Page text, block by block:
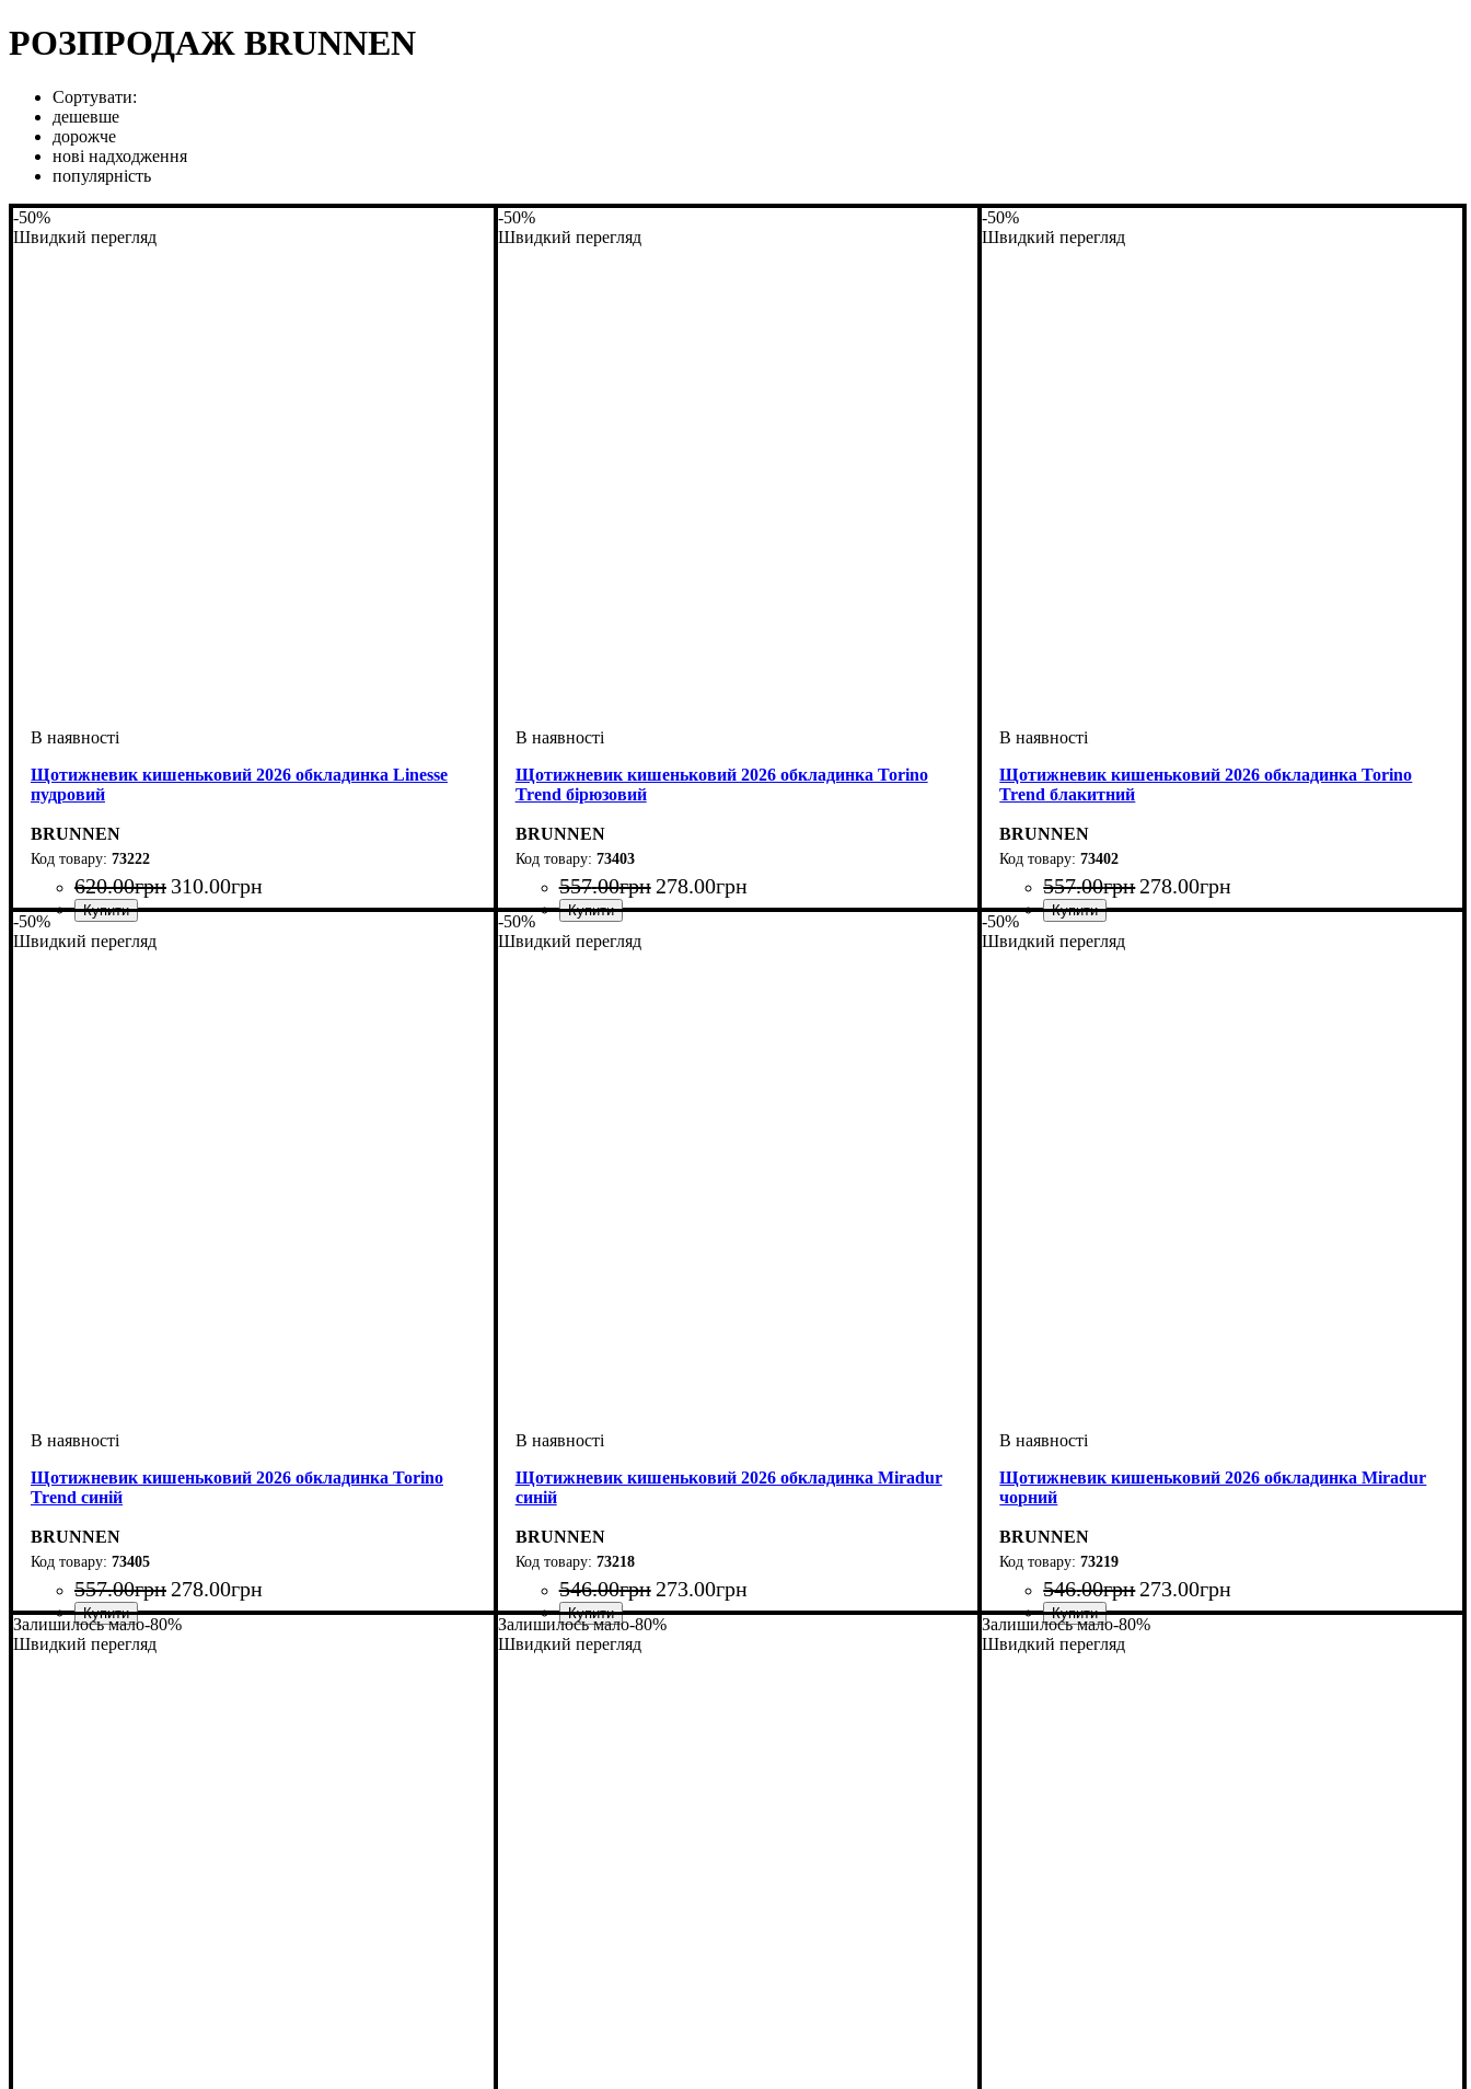
РОЗПРОДАЖ BRUNNEN
Сортувати:
дешевше
дорожче
нові надходження
популярність
-50%
Швидкий перегляд
Щотижневик кишеньковий 2026 обкладинка Linesse
пудровий
BRUNNEN
73222
620.00грн 310.00грн
-50%
Швидкий перегляд
Щотижневик кишеньковий 2026 обкладинка Torino
Trend бірюзовий
BRUNNEN
73403
557.00грн 278.00грн
-50%
Швидкий перегляд
Щотижневик кишеньковий 2026 обкладинка Torino
Trend блакитний
BRUNNEN
73402
557.00грн 278.00грн
-50%
Швидкий перегляд
Щотижневик кишеньковий 2026 обкладинка Torino
Trend синій
BRUNNEN
73405
557.00грн 278.00грн
-50%
Швидкий перегляд
Щотижневик кишеньковий 2026 обкладинка Miradur
синій
BRUNNEN
73218
546.00грн 273.00грн
-50%
Швидкий перегляд
Щотижневик кишеньковий 2026 обкладинка Miradur
чорний
BRUNNEN
73219
546.00грн 273.00грн
Залишилось мало-80%
Швидкий перегляд
Залишилось мало-80%
Швидкий перегляд
Залишилось мало-80%
Швидкий перегляд